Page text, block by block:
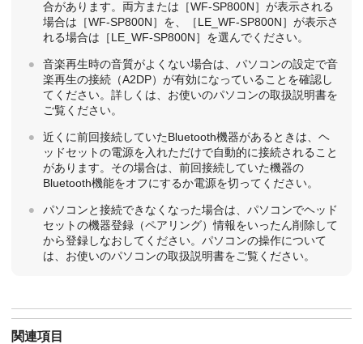
合があります。両方または［WF-SP800N］が表示される
場合は［WF-SP800N］を、［LE_ WF-SP800N］が表示さ
れる場合は［LE_ WF-SP800N］を選んでください。
音楽再生時の音質がよくない場合は、パソコンの設定で音
楽再生の接続（A2DP）が有効になっていることを確認し
てください。詳しくは、お使いのパソコンの取扱説明書を
ご覧ください。
近くに前回接続していたBluetooth機器があるときは、ヘ
ッドセットの電源を入れただけで自動的に接続されること
があります。その場合は、前回接続していた機器の
Bluetooth機能をオフにするか電源を切ってください。
パソコンと接続できなくなった場合は、パソコンでヘッド
セットの機器登録（ペアリング）情報をいったん削除して
から登録しなおしてください。パソコンの操作について
は、お使いのパソコンの取扱説明書をご覧ください。
関連項目